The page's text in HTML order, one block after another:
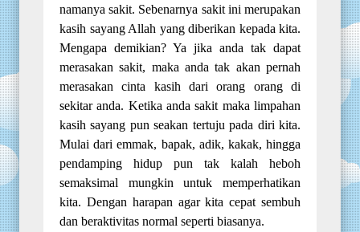
namanya sakit. Sebenarnya sakit ini merupakan
kasih sayang Allah yang diberikan kepada kita.
Mengapa demikian? Ya jika anda tak dapat
merasakan sakit, maka anda tak akan pernah
merasakan cinta kasih dari orang orang di
sekitar anda. Ketika anda sakit maka limpahan
kasih sayang pun seakan tertuju pada diri kita.
Mulai dari emmak, bapak, adik, kakak, hingga
pendamping hidup pun tak kalah heboh
semaksimal mungkin untuk memperhatikan
kita. Dengan harapan agarkita cepat sembuh
dan beraktivitas normal seperti biasanya.